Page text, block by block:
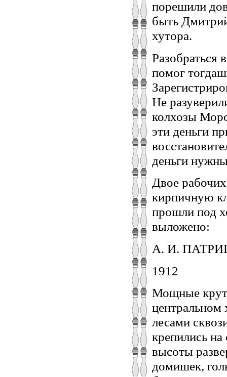
порешили
быть
хутора.
Разобраться
помог
Не
колхозы
эти деньги
деньги
Двое
кирпичную
прошли под
выложено:
А. И.
1912
Мощные
центральном
лесами
крепились
высоты
домишек,